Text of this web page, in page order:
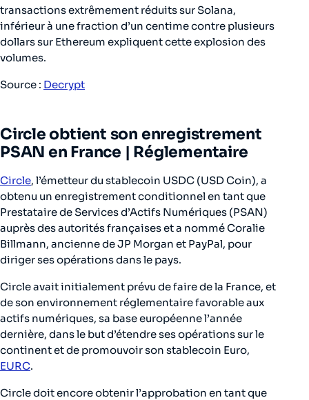
transactions extrêmement réduits sur Solana,
inférieur à une fraction d’un centime contre plusieurs
dollars sur Ethereum expliquent cette explosion des
volumes.
Source : Decrypt
Circle obtient son enregistrement
PSAN en France | Réglementaire
Circle, l’émetteur du stablecoin USDC (USD Coin), a
obtenu un enregistrement conditionnel en tant que
Prestataire de Services d’Actifs Numériques (PSAN)
auprès des autorités françaises et a nommé Coralie
Billmann, ancienne de JP Morgan et PayPal, pour
diriger ses opérations dans le pays.
Circle avait initialement prévu de faire de la France, et
de son environnement réglementaire favorable aux
actifs numériques, sa base européenne l’année
dernière, dans le but d’étendre ses opérations sur le
continent et de promouvoir son stablecoin Euro,
EURC.
Circle doit encore obtenir l’approbation en tant que